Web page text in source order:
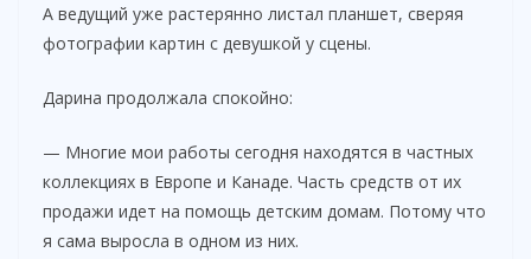
А ведущий уже растерянно листал планшет, сверяя
фотографии картин с девушкой у сцены.
Дарина продолжала спокойно:
— Многие мои работы сегодня находятся в частных
коллекциях в Европе и Канаде. Часть средств от их
продажи идет на помощь детским домам. Потому что
я сама выросла в одном из них.